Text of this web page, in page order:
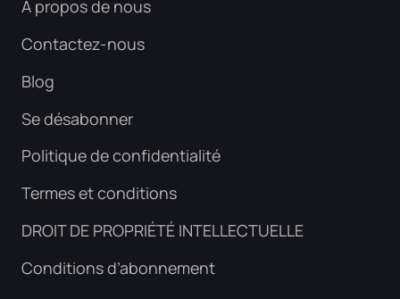
À propos de nous
Contactez-nous
Blog
Se désabonner
Politique de confidentialité
Termes et conditions
DROIT DE PROPRIÉTÉ INTELLECTUELLE
Conditions d’abonnement